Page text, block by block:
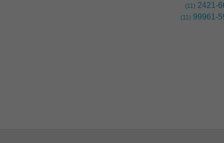
(11) 2421-
(11) 99961-